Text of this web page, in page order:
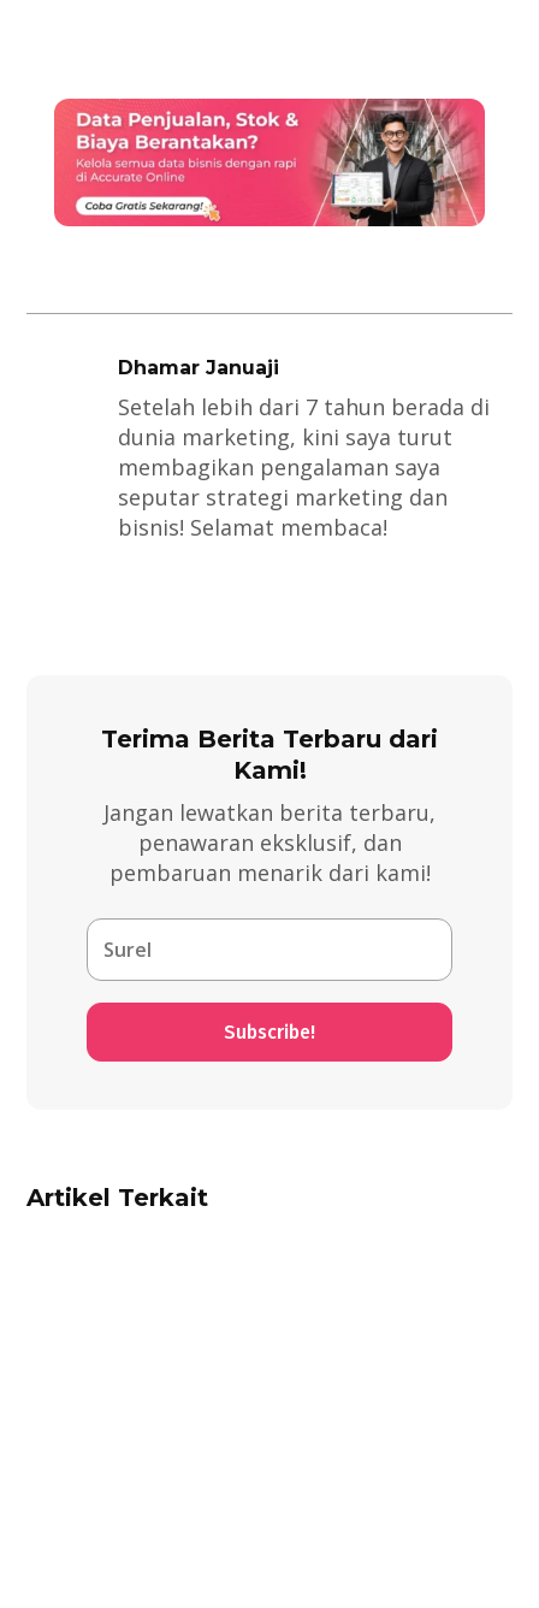
Dhamar Januaji
Setelah lebih dari 7 tahun berada di
dunia marketing, kini saya turut
membagikan pengalaman saya
seputar strategi marketing dan
bisnis! Selamat membaca!
Terima Berita Terbaru dari
Kami!
Jangan lewatkan berita terbaru,
penawaran eksklusif, dan
pembaruan menarik dari kami!
Subscribe!
Artikel Terkait